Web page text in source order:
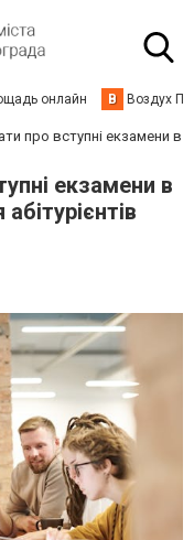
онлайн В Воздух
про вступні екзамени в
екзамени в